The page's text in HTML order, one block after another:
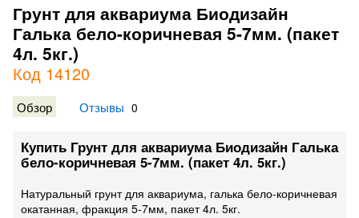
Грунт для аквариума Биодизайн
Галька бело-коричневая 5-7мм. (пакет
4л. 5кг.)
Код 14120
Обзор Отзывы 0
Купить Грунт для аквариума Биодизайн Галька
бело-коричневая 5-7мм. (пакет 4л. 5кг.)
Натуральный грунт для аквариума, галька бело-коричневая
окатанная, фракция 5-7мм, пакет 4л. 5кг.